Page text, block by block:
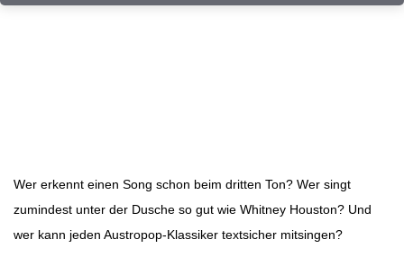
Wer erkennt einen Song schon beim dritten Ton? Wer singt
zumindest unter der Dusche so gut wie Whitney Houston? Und
wer kann jeden Austropop-Klassiker textsicher mitsingen?